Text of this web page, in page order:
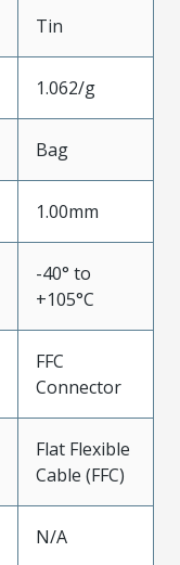
Tin
1.062/g
Bag
1.00mm
-40° to
+105°C
FFC
Connector
Flat Flexible
Cable (FFC)
N/A